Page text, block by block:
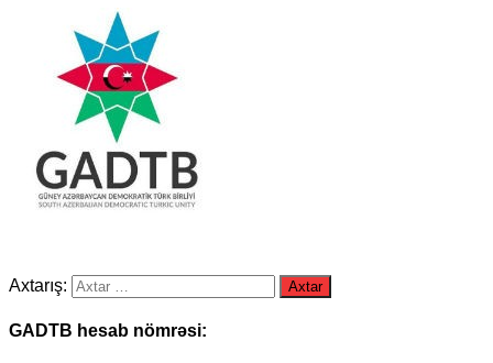
Axtarış:
GADTB hesab nömrəsi: